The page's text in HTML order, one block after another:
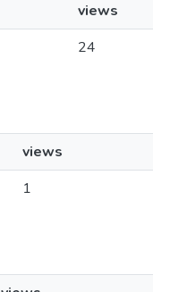
views
24
views
1